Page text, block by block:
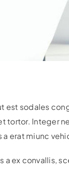
est sodales
tortor. Integer
erat miunc
ex convallis,